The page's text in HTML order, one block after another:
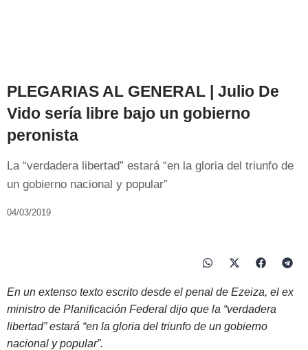
PLEGARIAS AL GENERAL | Julio De
Vido sería libre bajo un gobierno
peronista
La “verdadera libertad” estará “en la gloria del triunfo de
un gobierno nacional y popular”
04/03/2019
En un extenso texto escrito desde el penal de Ezeiza, el ex
ministro de Planificación Federal dijo que la “verdadera
libertad” estará “en la gloria del triunfo de un gobierno
nacional y popular”.